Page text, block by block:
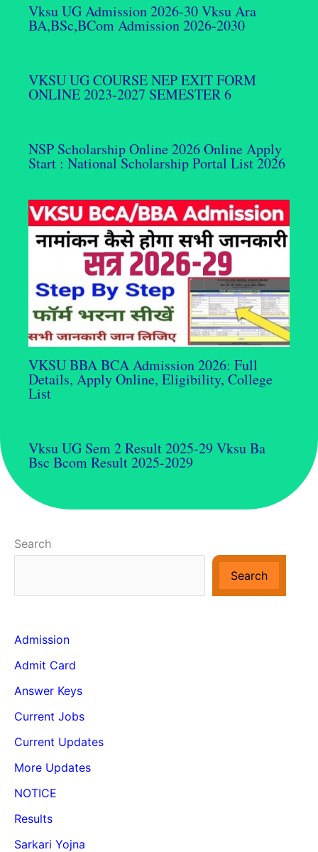
Vksu UG Admission 2026-30 Vksu Ara
BA,BSc,BCom Admission 2026-2030
VKSU UG COURSE NEP EXIT FORM
ONLINE 2023-2027 SEMESTER 6
NSP Scholarship Online 2026 Online Apply
Start : National Scholarship Portal List 2026
VKSU BBA BCA Admission 2026: Full
Details, Apply Online, Eligibility, College
List
Vksu UG Sem 2 Result 2025-29 Vksu Ba
Bsc Bcom Result 2025-2029
Search
Search
Admission
Admit Card
Answer Keys
Current Jobs
Current Updates
More Updates
NOTICE
Results
Sarkari Yojna